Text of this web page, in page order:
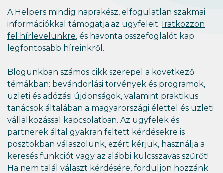
A Helpers mindig naprakész, elfogulatlan szakmai
információkkal támogatja az ügyfeleit. Iratkozzon
fel hírlevelünkre, és havonta összefoglalót kap
legfontosabb híreinkről.
Blogunkban számos cikk szerepel a következő
témákban: bevándorlási törvények és programok,
üzleti és adózási újdonságok, valamint praktikus
tanácsok általában a magyarországi élettel és üzleti
vállalkozással kapcsolatban. Az ügyfelek és
partnerek által gyakran feltett kérdésekre is
posztokban válaszolunk, ezért kérjük, használja a
keresés funkciót vagy az alábbi kulcsszavas szűrőt!
Ha nem talál választ kérdésére, forduljon hozzánk